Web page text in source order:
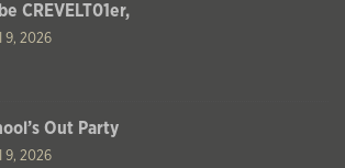
CREVELT01er,
9, 2026
Out Party
9, 2026